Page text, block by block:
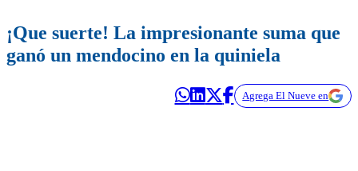
¡Que suerte! La impresionante suma que
ganó un mendocino en la quiniela
Agrega El Nueve en